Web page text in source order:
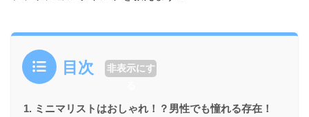
目次
非表示にす
ミニマリストはおしゃれ！？男性でも憧れる存在！